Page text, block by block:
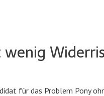
für das Problem Pony